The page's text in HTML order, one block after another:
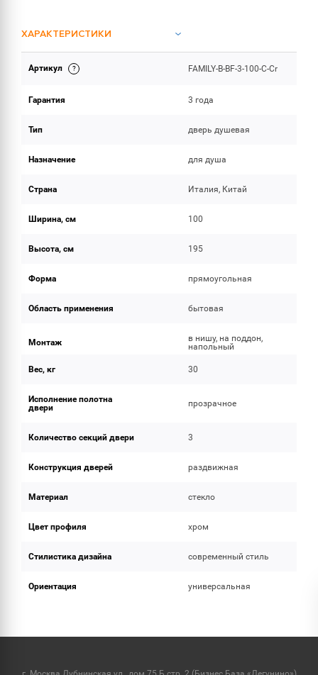
ХАРАКТЕРИСТИКИ
ОБЪЕМ ПОСТАВКИ
Артикул FAMILY-B-BF-3-100-C-Cr
Гарантия 3 года
Тип дверь душевая
Назначение для душа
Страна Италия, Китай
Ширина, см 100
Высота, см 195
Форма прямоугольная
Область применения бытовая
Монтаж
в нишу, на поддон,
напольный
Вес, кг 30
Исполнение полотна
двери
прозрачное
Количество секций двери 3
Конструкция дверей раздвижная
Материал стекло
Цвет профиля хром
Стилистика дизайна современный стиль
Ориентация универсальная